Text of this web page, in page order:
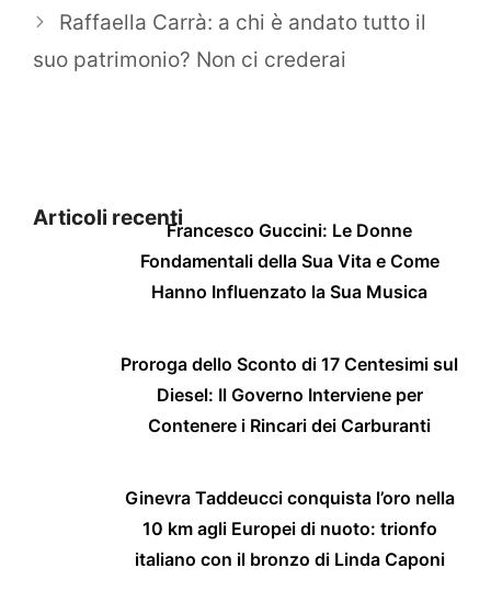
Raffaella Carrà: a chi è andato tutto il
suo patrimonio? Non ci crederai
Articoli recentiFrancesco Guccini: Le Donne
Fondamentali della Sua Vita e Come
Hanno Influenzato la Sua Musica
Proroga dello Sconto di 17 Centesimi sul
Diesel: Il Governo Interviene per
Contenere i Rincari dei Carburanti
Ginevra Taddeucci conquista l’oro nella
10 km agli Europei di nuoto: trionfo
italiano con il bronzo di Linda Caponi